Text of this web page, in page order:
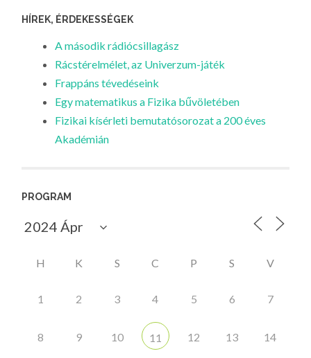
HÍREK, ÉRDEKESSÉGEK
A második rádiócsillagász
Rácstérelmélet, az Univerzum-játék
Frappáns tévedéseink
Egy matematikus a Fizika bűvöletében
Fizikai kísérleti bemutatósorozat a 200 éves
Akadémián
PROGRAM
H K S C P S V
1 2 3 4 5 6 7
8 9 10 11 12 13 14